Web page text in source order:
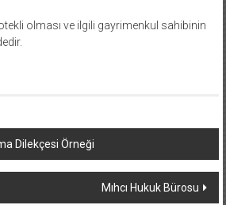
olması ve ilgili gayrimenkul sahibinin
Dilekçesi Örneği
Mıhcı Hukuk Bürosu